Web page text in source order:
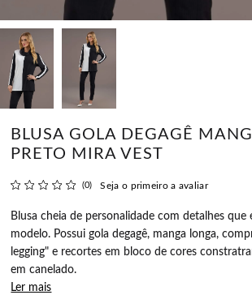
BLUSA GOLA DEGAGÊ
PRETO MIRA VEST
(0) Seja o primeiro a avaliar
Blusa cheia de personalidade com detalhes que
modelo. Possui gola degagê, manga longa,
legging" e recortes em bloco de cores
em canelado.
Ler mais